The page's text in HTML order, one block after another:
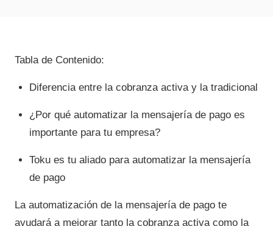
Tabla de Contenido:
Diferencia entre la cobranza activa y la tradicional
¿Por qué automatizar la mensajería de pago es
importante para tu empresa?
Toku es tu aliado para automatizar la mensajería
de pago
La automatización de la mensajería de pago te
ayudará a mejorar tanto la cobranza activa como la